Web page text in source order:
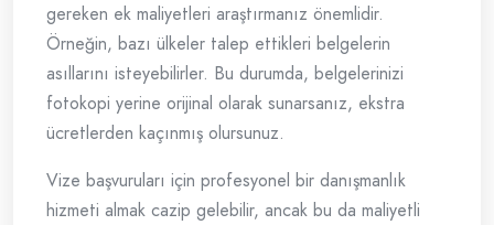
gereken ek maliyetleri araştırmanız önemlidir.
Örneğin, bazı ülkeler talep ettikleri belgelerin
asıllarını isteyebilirler. Bu durumda, belgelerinizi
fotokopi yerine orijinal olarak sunarsanız, ekstra
ücretlerden kaçınmış olursunuz.
Vize başvuruları için profesyonel bir danışmanlık
hizmeti almak cazip gelebilir, ancak bu da maliyetli